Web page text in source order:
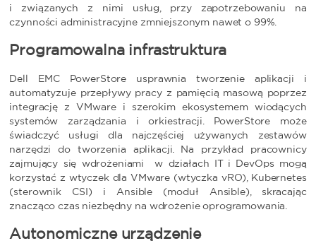
i związanych z nimi usług, przy zapotrzebowaniu na
czynności administracyjne zmniejszonym nawet o 99%.
Programowalna infrastruktura
Dell EMC PowerStore usprawnia tworzenie aplikacji i
automatyzuje przepływy pracy z pamięcią masową poprzez
integrację z VMware i szerokim ekosystemem wiodących
systemów zarządzania i orkiestracji. PowerStore może
świadczyć usługi dla najczęściej używanych zestawów
narzędzi do tworzenia aplikacji. Na przykład pracownicy
zajmujący się wdrożeniami w działach IT i DevOps mogą
korzystać z wtyczek dla VMware (wtyczka vRO), Kubernetes
(sterownik CSI) i Ansible (moduł Ansible), skracając
znacząco czas niezbędny na wdrożenie oprogramowania.
Autonomiczne urządzenie